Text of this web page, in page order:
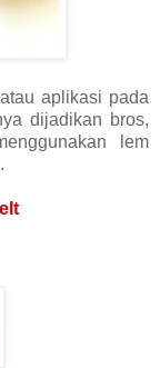
aplikasi pada
dijadikan bros,
lem